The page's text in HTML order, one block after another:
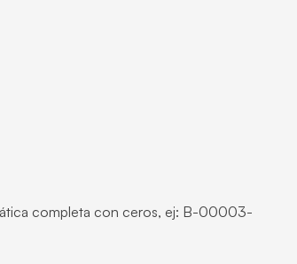
completa con ceros, ej: B-00003-